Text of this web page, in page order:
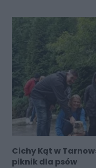
Cichy Kąt w
piknik dla psów